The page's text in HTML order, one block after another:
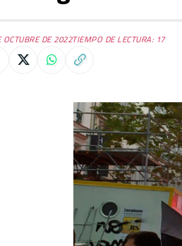
OCTUBRE DE 2022TIEMPO DE LECTURA: 17